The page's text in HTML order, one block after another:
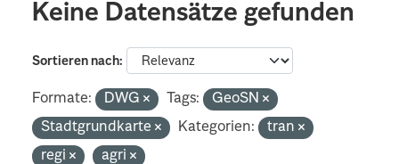
Keine Datensätze gefunden
Sortieren nach
Formate: DWG Tags:
GeoSN
Stadtgrundkarte
Kategorien:
tran
regi
agri